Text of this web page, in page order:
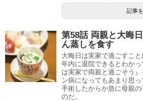
記事
第58話 両親と大晦
ん蒸しを食す
大晦日は実家で過ごすこ
年内に退院できるとわか
は実家で両親と過ごそう
ン病になってもあまり思っ
手術したからか急に母親
のだ。